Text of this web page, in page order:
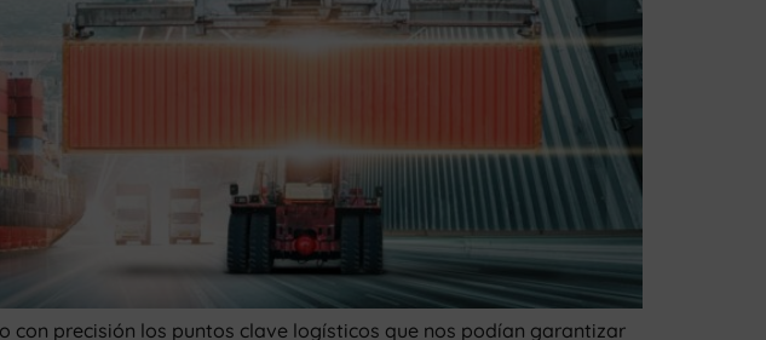
con precisión los puntos clave logísticos que nos podían garantizar